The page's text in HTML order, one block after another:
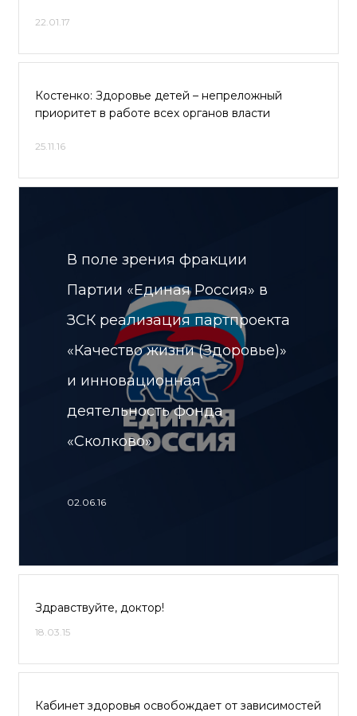
22.01.17
Костенко: Здоровье детей – непреложный
приоритет в работе всех органов власти
25.11.16
В поле зрения фракции
Партии «Единая Россия» в
ЗСК реализация партпроекта
«Качество жизни (Здоровье)»
и инновационная
деятельность фонда
«Сколково»
02.06.16
Здравствуйте, доктор!
18.03.15
Кабинет здоровья освобождает от зависимостей